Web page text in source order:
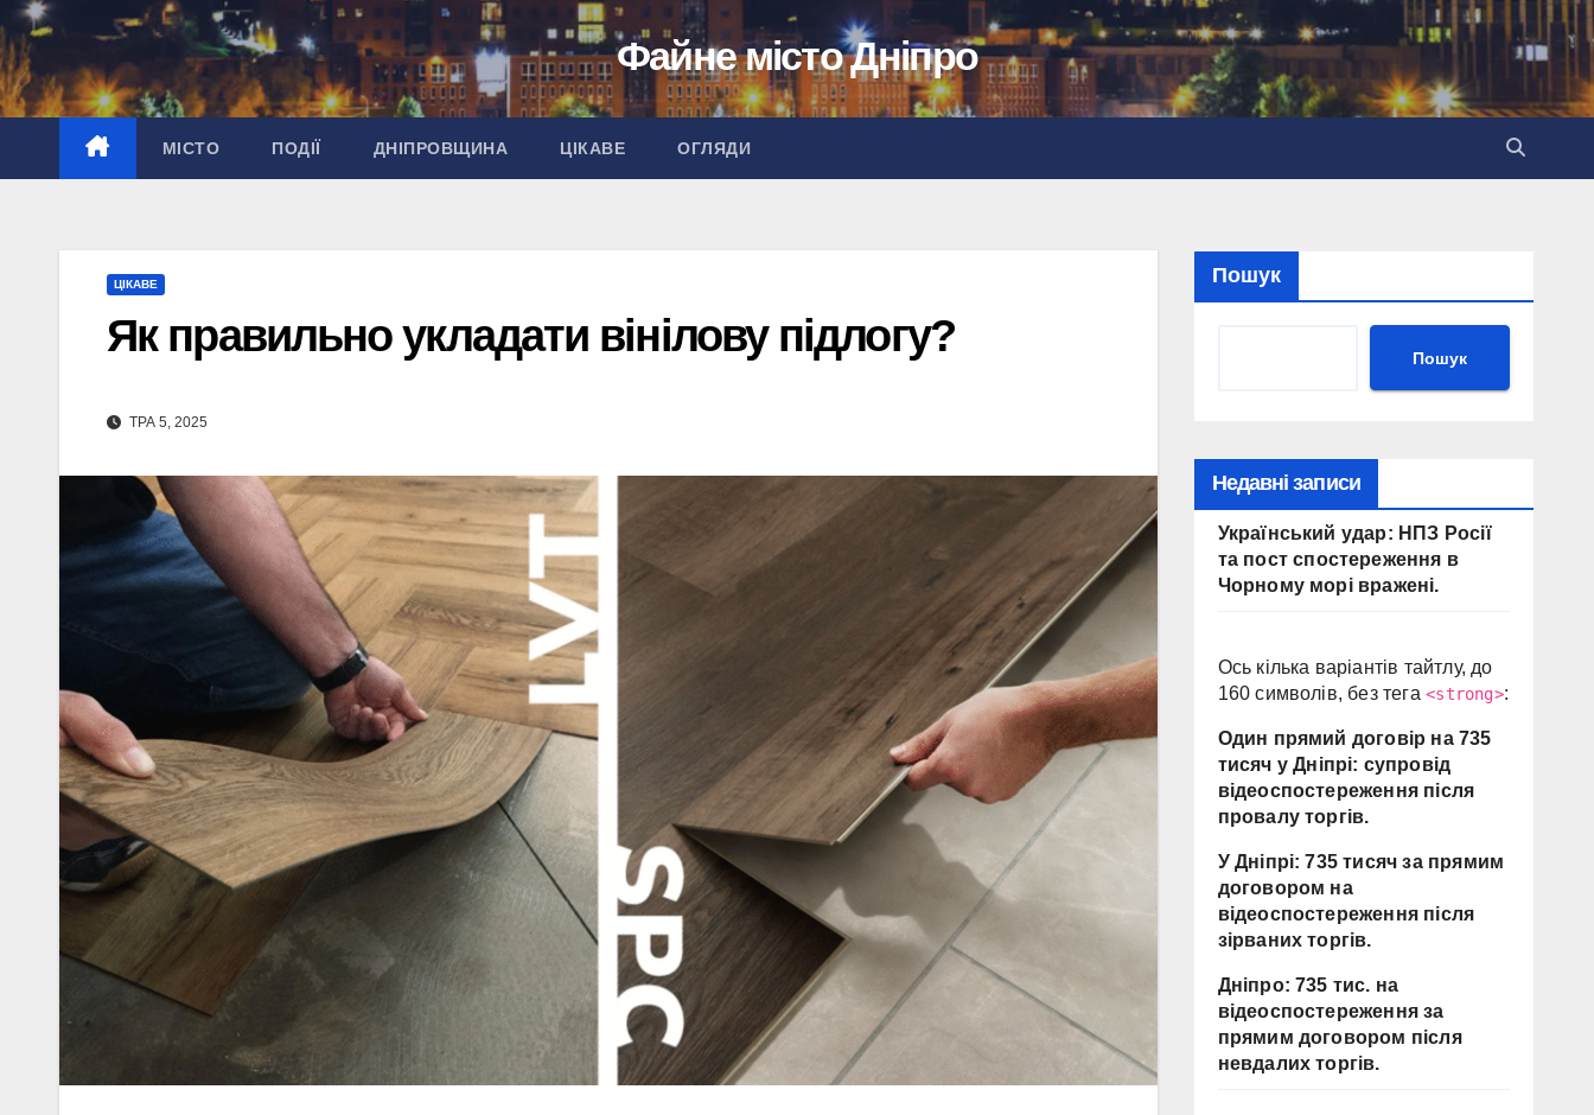
Перейти
до
вмісту
Файне місто Дніпро
МІСТО ПОДІЇ ДНІПРОВЩИНА ЦІКАВЕ ОГЛЯДИ
ЦІКАВЕ
Як правильно укладати вінілову підлогу?
ТРА 5, 2025
Пошук
Пошук
Недавні записи
Український удар: НПЗ Росії
та пост спостереження в
Чорному морі вражені.
Ось кілька варіантів тайтлу, до
160 символів, без тега<strong>:
Один прямий договір на 735
тисяч у Дніпрі: супровід
відеоспостереження після
провалу торгів.
У Дніпрі: 735 тисяч за прямим
договором на
відеоспостереження після
зірваних торгів.
Дніпро: 735 тис. на
відеоспостереження за
прямим договором після
невдалих торгів.